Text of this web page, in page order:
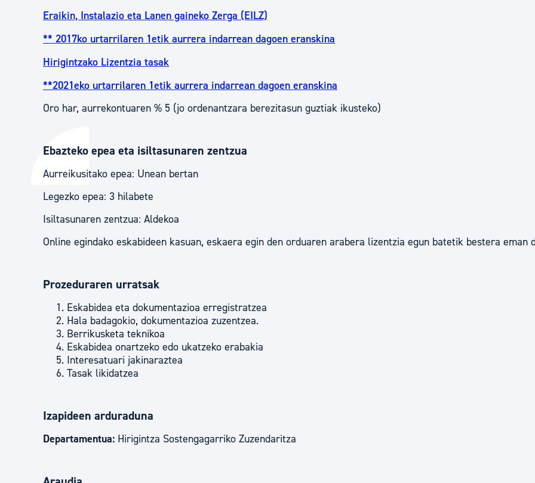
Eraikin, Instalazio eta Lanen gaineko Zerga (EILZ)
** 2017ko urtarrilaren 1etik aurrera indarrean dagoen eranskina
Hirigintzako Lizentzia tasak
**2021eko urtarrilaren 1etik aurrera indarrean dagoen eranskina
Oro har, aurrekontuaren % 5 (jo ordenantzara berezitasun guztiak ikusteko)
Ebazteko epea eta isiltasunaren zentzua
Aurreikusitako epea: Unean bertan
Legezko epea: 3 hilabete
Isiltasunaren zentzua: Aldekoa
Online egindako eskabideen kasuan, eskaera egin den orduaren arabera lizentzia egun batetik bestera eman
Prozeduraren urratsak
Eskabidea eta dokumentazioa erregistratzea
Hala badagokio, dokumentazioa zuzentzea.
Berrikusketa teknikoa
Eskabidea onartzeko edo ukatzeko erabakia
Interesatuari jakinaraztea
Tasak likidatzea
Izapideen arduraduna
Departamentua: Hirigintza Sostengagarriko Zuzendaritza